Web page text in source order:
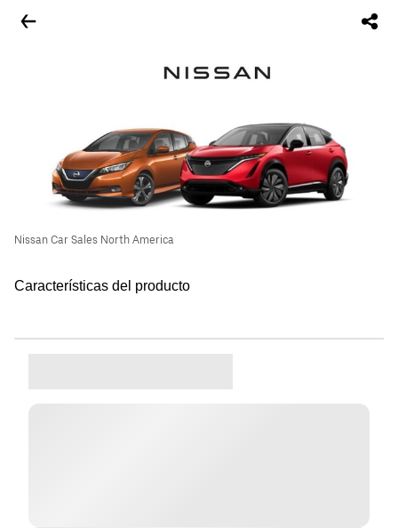
Nissan Car Sales North America
Características del producto